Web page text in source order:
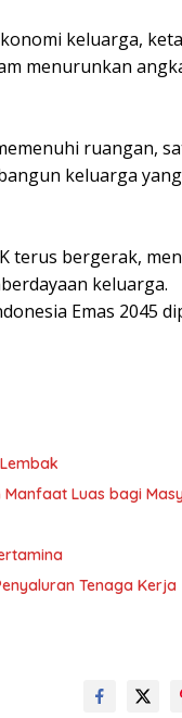
keluarga,
menurunkan
ruangan,
keluarga
terus bergerak,
keluarga.
Emas 2045
Manfaat Luas bagi
Tenaga Kerja